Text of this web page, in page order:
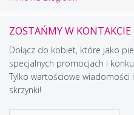
ZOSTAŃMY W KONTAKCIE
Dołącz do kobiet, które jako
specjalnych promocjach i
Tylko wartościowe
skrzynki!